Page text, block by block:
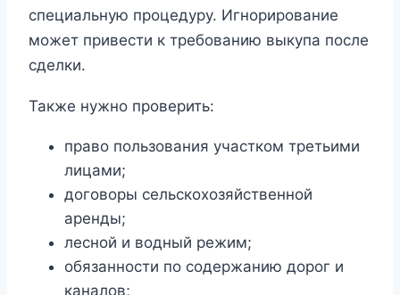
специальную процедуру. Игнорирование
может привести к требованию выкупа после
сделки.
Также нужно проверить:
право пользования участком третьими
лицами;
договоры сельскохозяйственной
аренды;
лесной и водный режим;
обязанности по содержанию дорог и
каналов;